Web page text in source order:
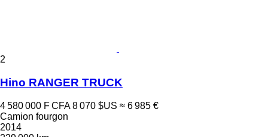
2
Hino RANGER TRUCK
4 580 000 F CFA 8 070 $US ≈ 6 985 €
Camion fourgon
2014